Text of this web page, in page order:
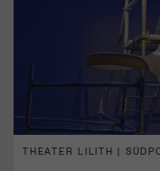
THEATER LILITH |